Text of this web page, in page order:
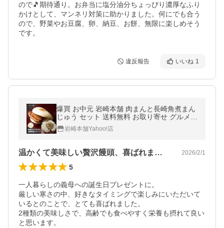
ので🎵期待通り。お弁当に塩分油分ちょっぴり濃厚なふり
かけとして、マンネリ対策に助かりました。何にでも合う
ので、野菜やお豆腐、卵、納豆、お餅、無限に楽しめそう
です。
違反報告 いいね 1
爆買 お中元 岩崎本舗 肉まんと長崎角煮まん
じゅう セット 送料無料 お取り寄せ グルメ
肉まん ギフト ラフテー 点心 御中元 お中元
残暑見舞い 夏ギフト
岩崎本舗Yahoo!店
温かくて美味しい贅沢饅頭、喜ばれました！ 2026/2/1
5
一人暮らしの義母への誕生日プレゼントに。
厳しい寒さの中、好きなタイミングで楽しみにいただいて
いるとのことで、とても喜ばれました。
2種類の美味しさで、高齢でも食べやすく栄養も摂れて良い
と思います。